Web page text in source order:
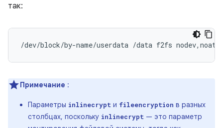
так:
/dev/block/by-name/userdata /data f2fs
Примечание :
Параметры inlinecrypt и fileencryption в разных
столбцах, поскольку inlinecrypt — это параметр